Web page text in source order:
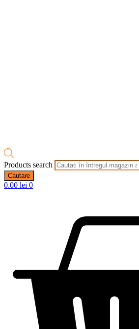
Products search
Cautare
0.00 lei 0